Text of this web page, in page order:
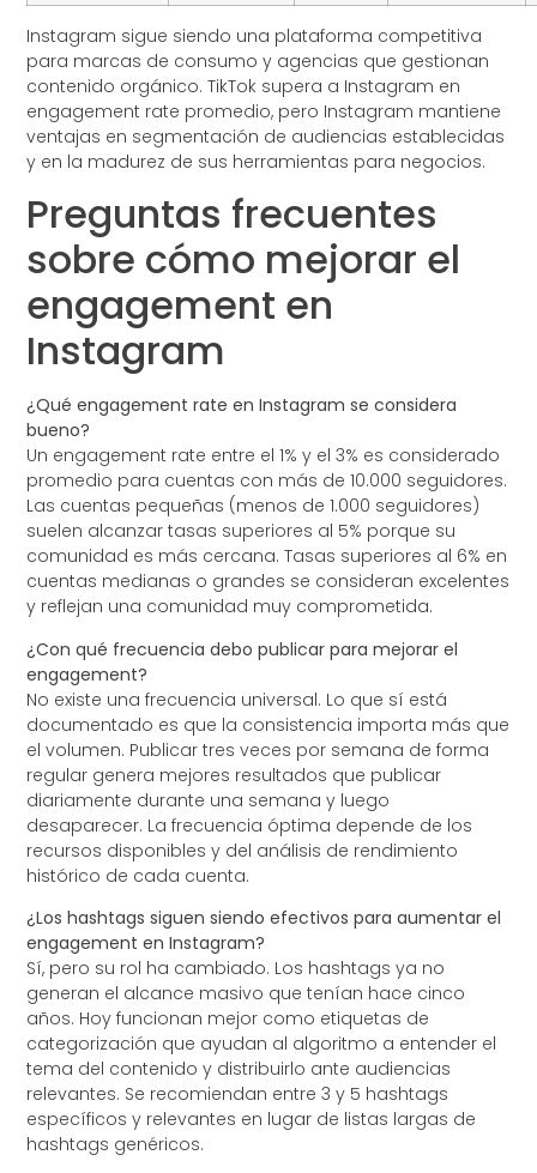
Instagram sigue siendo una plataforma competitiva
para marcas de consumo y agencias que gestionan
contenido orgánico. TikTok supera a Instagram en
engagement rate promedio, pero Instagram mantiene
ventajas en segmentación de audiencias establecidas
y en la madurez de sus herramientas para negocios.
Preguntas frecuentes
sobre cómo mejorar el
engagement en
Instagram
¿Qué engagement rate en Instagram se considera
bueno?
Un engagement rate entre el 1% y el 3% es considerado
promedio para cuentas con más de 10.000 seguidores.
Las cuentas pequeñas (menos de 1.000 seguidores)
suelen alcanzar tasas superiores al 5% porque su
comunidad es más cercana. Tasas superiores al 6% en
cuentas medianas o grandes se consideran excelentes
y reflejan una comunidad muy comprometida.
¿Con qué frecuencia debo publicar para mejorar el
engagement?
No existe una frecuencia universal. Lo que sí está
documentado es que la consistencia importa más que
el volumen. Publicar tres veces por semana de forma
regular genera mejores resultados que publicar
diariamente durante una semana y luego
desaparecer. La frecuencia óptima depende de los
recursos disponibles y del análisis de rendimiento
histórico de cada cuenta.
¿Los hashtags siguen siendo efectivos para aumentar el
engagement en Instagram?
Sí, pero su rol ha cambiado. Los hashtags ya no
generan el alcance masivo que tenían hace cinco
años. Hoy funcionan mejor como etiquetas de
categorización que ayudan al algoritmo a entender el
tema del contenido y distribuirlo ante audiencias
relevantes. Se recomiendan entre 3 y 5 hashtags
específicos y relevantes en lugar de listas largas de
hashtags genéricos.